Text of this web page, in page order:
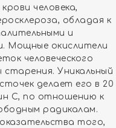
человека,
обладая к
и
Мощные окислители
человеческого
старения. Уникальный
делает его в 20
С, по отношению к
радикалам.
того,